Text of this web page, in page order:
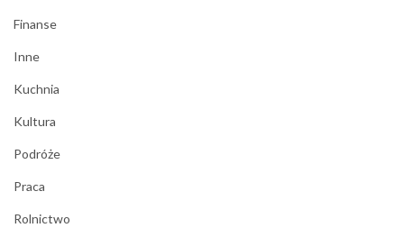
Finanse
Inne
Kuchnia
Kultura
Podróże
Praca
Rolnictwo